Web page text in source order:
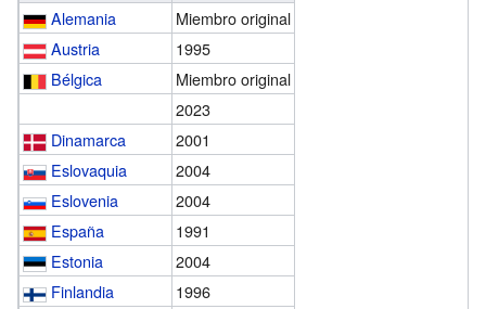
Alemania
Miembro original
Austria
1995
Bélgica
Miembro original
2023
Dinamarca
2001
Eslovaquia
2004
Eslovenia
2004
España
1991
Estonia
2004
Finlandia
1996